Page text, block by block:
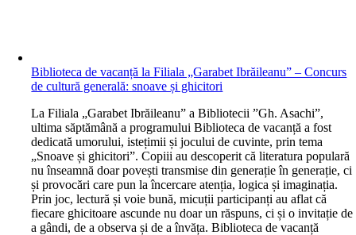
Biblioteca de vacanță la Filiala „Garabet Ibrăileanu” – Concurs
de cultură generală: snoave și ghicitori
La Filiala „Garabet Ibrăileanu” a Bibliotecii ”Gh. Asachi”,
ultima săptămână a programului Biblioteca de vacanță a fost
dedicată umorului, istețimii și jocului de cuvinte, prin tema
„Snoave și ghicitori”. Copiii au descoperit că literatura populară
nu înseamnă doar povești transmise din generație în generație, ci
și provocări care pun la încercare atenția, logica și imaginația.
Prin joc, lectură și voie bună, micuții participanți au aflat că
fiecare ghicitoare ascunde nu doar un răspuns, ci și o invitație de
a gândi, de a observa și de a învăța. Biblioteca de vacanță